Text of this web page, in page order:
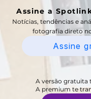
Assine a
Notícias, tendências e
fotografia direto
Assine
A versão gratuita
A premium te